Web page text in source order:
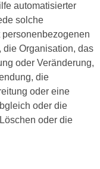
automatisierter
solche
die Organisation, das
oder Veränderung,
die
oder eine
oder die
oder die